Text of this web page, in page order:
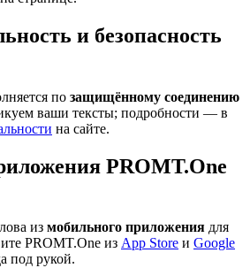
и безопасность
по защищённому соединению
ваши тексты; подробности — в
на сайте.
PROMT.One
из мобильного приложения для
PROMT.One из App Store и Google
под рукой.